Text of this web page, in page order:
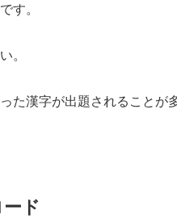
す。
。
た漢字が出題されることが
ド